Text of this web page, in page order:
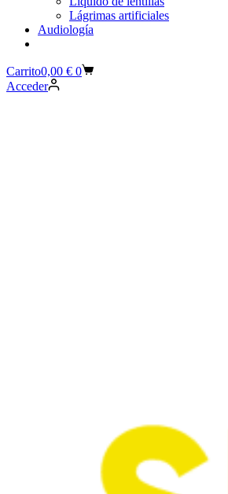
Lágrimas artificiales
Audiología
Carrito0,00 € 0
Acceder